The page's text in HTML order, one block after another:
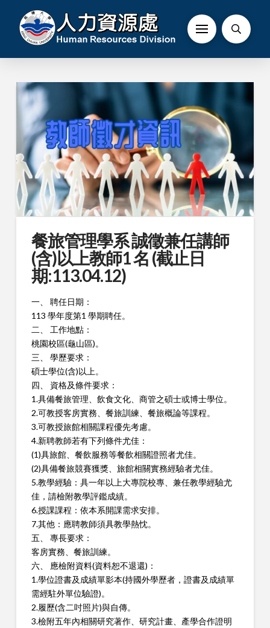
餐旅管理學系 誠徵兼任講師
(含)以上教師1 名 (截止日
期:113.04.12)
一、 聘任日期：
113 學年度第1 學期聘任。
二、 工作地點：
桃園校區(龜山區)。
三、 學歷要求：
碩士學位(含)以上。
四、 資格及條件要求：
1.具備餐旅管理、飲食文化、商管之碩士或博士學位。
2.可教授客房實務、餐旅訓練、餐旅概論等課程。
3.可教授旅館相關課程優先考慮。
4.新聘教師若有下列條件尤佳：
(1)具旅館、餐飲服務等餐飲相關證照者尤佳。
(2)具備餐旅競賽獲獎、旅館相關實務經驗者尤佳。
5.教學經驗：具一年以上大專院校專、兼任教學經驗尤
佳，請檢附教學評鑑成績。
6.授課課程：依本系開課需求安排。
7.其他：應聘教師須具教學熱忱。
五、 專長要求：
客房實務、餐旅訓練。
六、 應檢附資料(資料恕不退還)：
1.學位證書及成績單影本(持國外學歷者，證書及成績單
需經駐外單位驗證)。
2.履歷(含二吋照片)與自傳。
3.檢附五年內相關研究著作、研究計畫、產學合作證明